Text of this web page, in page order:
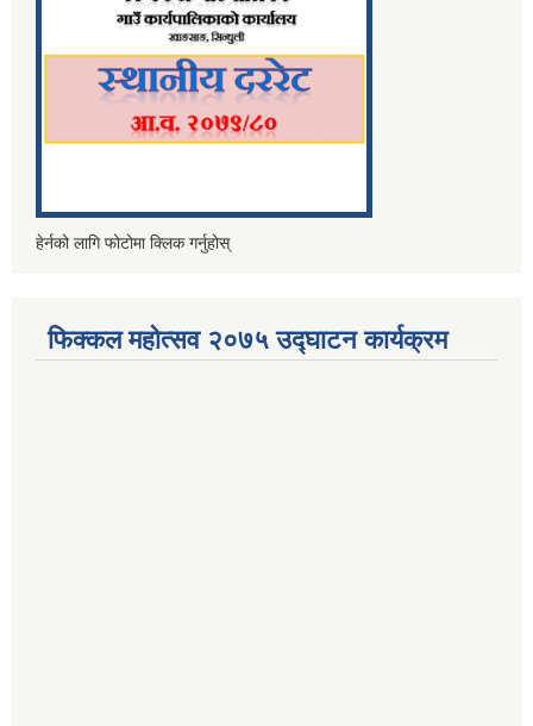
हेर्नको लागि फोटोमा क्लिक गर्नुहोस्
फिक्कल महोत्सव २०७५ उद्घाटन कार्यक्रम